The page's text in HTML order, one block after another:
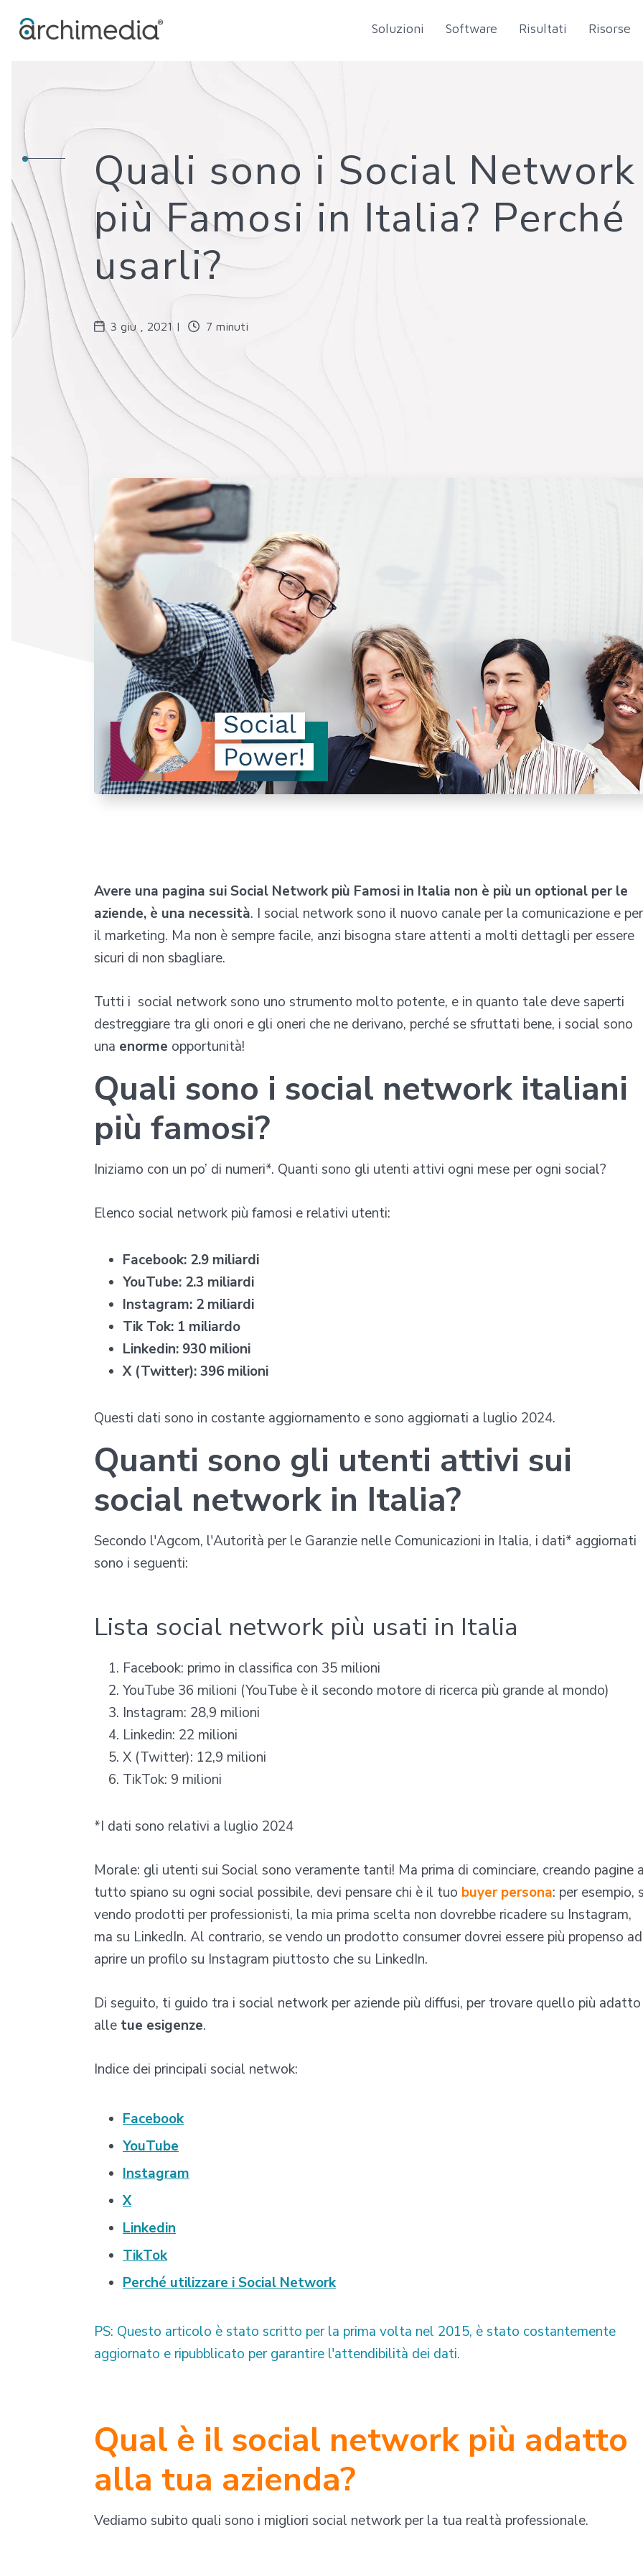
Soluzioni Software Risultati Risorse
Quali sono i Social Network
più Famosi in Italia? Perché
usarli?
3 giu , 2021 | 7 minuti
Avere una pagina sui Social Network più Famosi in Italia non è più un optional per le
aziende, è una necessità. I social network sono il nuovo canale per la comunicazione e per
il marketing. Ma non è sempre facile, anzi bisogna stare attenti a molti dettagli per essere
sicuri di non sbagliare.
Tutti i social network sono uno strumento molto potente, e in quanto tale deve saperti
destreggiare tra gli onori e gli oneri che ne derivano, perché se sfruttati bene, i social sono
una enorme opportunità!
Quali sono i social network italiani
più famosi?
Iniziamo con un po’ di numeri*. Quanti sono gli utenti attivi ogni mese per ogni social?
Elenco social network più famosi e relativi utenti:
Facebook: 2.9 miliardi
YouTube: 2.3 miliardi
Instagram: 2 miliardi
Tik Tok: 1 miliardo
Linkedin: 930 milioni
X (Twitter): 396 milioni
Questi dati sono in costante aggiornamento e sono aggiornati a luglio 2024.
Quanti sono gli utenti attivi sui
social network in Italia?
Secondo l'Agcom, l'Autorità per le Garanzie nelle Comunicazioni in Italia, i dati* aggiornati
sono i seguenti:
Lista social network più usati in Italia
Facebook: primo in classifica con 35 milioni
YouTube 36 milioni (YouTube è il secondo motore di ricerca più grande al mondo)
Instagram: 28,9 milioni
Linkedin: 22 milioni
X (Twitter): 12,9 milioni
TikTok: 9 milioni
*I dati sono relativi a luglio 2024
Morale: gli utenti sui Social sono veramente tanti! Ma prima di cominciare, creando pagine
tutto spiano su ogni social possibile, devi pensare chi è il tuo buyer persona: per esempio,
vendo prodotti per professionisti, la mia prima scelta non dovrebbe ricadere su Instagram,
ma su LinkedIn. Al contrario, se vendo un prodotto consumer dovrei essere più propenso ad
aprire un profilo su Instagram piuttosto che su LinkedIn.
Di seguito, ti guido tra i social network per aziende più diffusi, per trovare quello più adatto
alle tue esigenze.
Indice dei principali social netwok:
Facebook
YouTube
Instagram
X
Linkedin
TikTok
Perché utilizzare i Social Network
PS: Questo articolo è stato scritto per la prima volta nel 2015, è stato costantemente
aggiornato e ripubblicato per garantire l'attendibilità dei dati.
Qual è il social network più adatto
alla tua azienda?
Vediamo subito quali sono i migliori social network per la tua realtà professionale.